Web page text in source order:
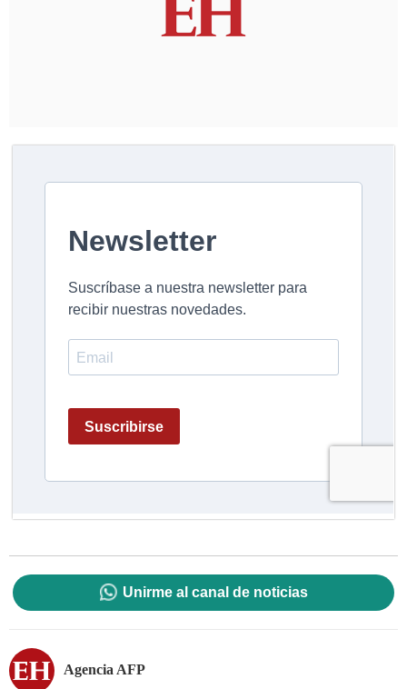
Unirme al canal de noticias
Agencia AFP